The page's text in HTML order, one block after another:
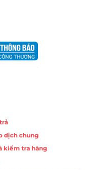
dịch chung
kiểm tra hàng